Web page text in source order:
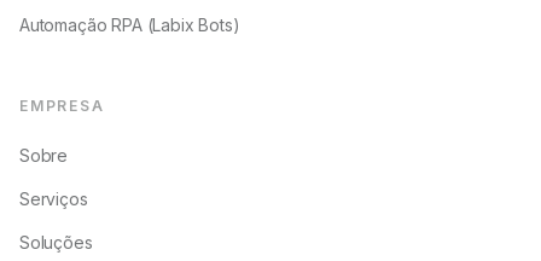
Automação RPA (Labix Bots)
EMPRESA
Sobre
Serviços
Soluções